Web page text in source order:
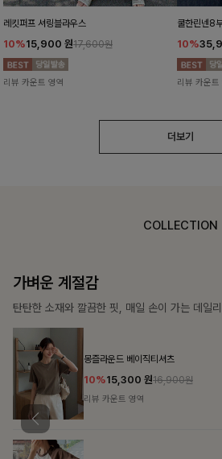
레킷퍼프 셔링블라우스
10%15,900 원17,600원
리뷰 카운트 영역
쿨한린넨8
10%
리뷰 카운트
더보기
COLLECTION
가장 쉬운 코디
특별한 날부터 일상까지 함께하는 룩